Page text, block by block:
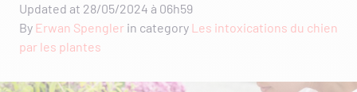
Updated at 28/05/2024 à 06h59
By Erwan Spengler in category Les intoxications du chien
par les plantes